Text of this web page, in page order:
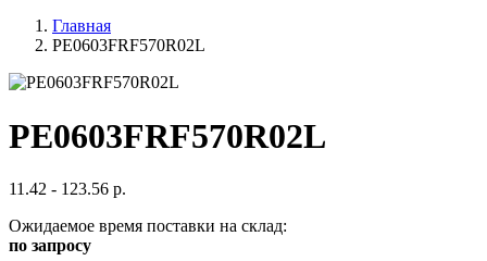
Главная
PE0603FRF570R02L
PE0603FRF570R02L
11.42 - 123.56 р.
Ожидаемое время поставки на склад:
по запросу